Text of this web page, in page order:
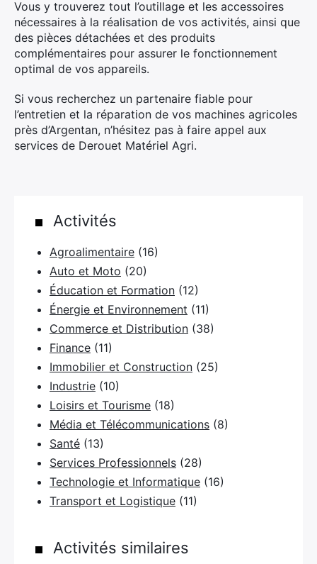
Vous y trouverez tout l’outillage et les accessoires
nécessaires à la réalisation de vos activités, ainsi que
des pièces détachées et des produits
complémentaires pour assurer le fonctionnement
optimal de vos appareils.
Si vous recherchez un partenaire fiable pour
l’entretien et la réparation de vos machines agricoles
près d’Argentan, n’hésitez pas à faire appel aux
services de Derouet Matériel Agri.
Activités
Agroalimentaire (16)
Auto et Moto (20)
Éducation et Formation (12)
Énergie et Environnement (11)
Commerce et Distribution (38)
Finance (11)
Immobilier et Construction (25)
Industrie (10)
Loisirs et Tourisme (18)
Média et Télécommunications (8)
Santé (13)
Services Professionnels (28)
Technologie et Informatique (16)
Transport et Logistique (11)
Activités similaires
Rechercher
: